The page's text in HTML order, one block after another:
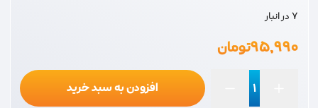
7 در انبار
۹۵,۹۹۰تومان
افزودن به سبد خرید